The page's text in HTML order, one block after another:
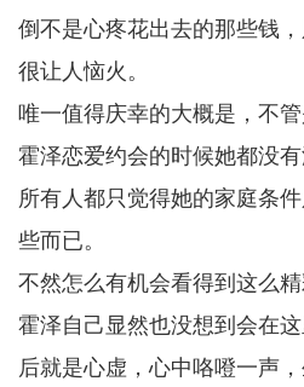
倒不是心疼花出去的那些钱
很让人恼火。
唯一值得庆幸的大概是，不
霍泽恋爱约会的时候她都没
所有人都只觉得她的家庭条
些而已。
不然怎么有机会看得到这么精
霍泽自己显然也没想到会在
后就是心虚，心中咯噔一声